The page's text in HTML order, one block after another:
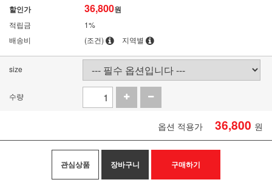
할인가 36,800원
적립금
1%
배송비
(조건) 지역별
size
수량
옵션 적용가 36,800 원
관심상품 장바구니 구매하기